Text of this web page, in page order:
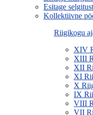
Esitage
Kollektiivne
Riigikogu
XIV
XIII
XII
XI
X
IX
VIII
VII